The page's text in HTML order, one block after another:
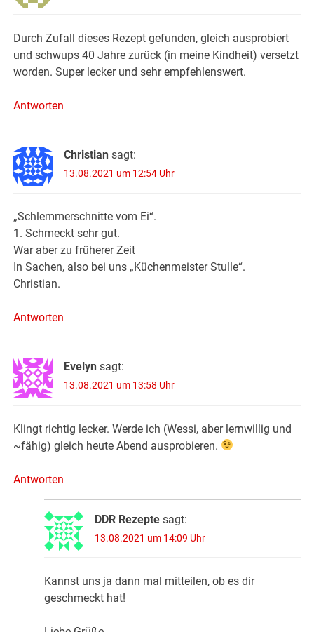
Durch Zufall dieses Rezept gefunden, gleich ausprobiert
und schwups 40 Jahre zurück (in meine Kindheit) versetzt
worden. Super lecker und sehr empfehlenswert.
Antworten
Christian sagt:
13.08.2021 um 12:54 Uhr
„Schlemmerschnitte vom Ei“.
1. Schmeckt sehr gut.
War aber zu früherer Zeit
In Sachen, also bei uns „Küchenmeister Stulle“.
Christian.
Antworten
Evelyn sagt:
13.08.2021 um 13:58 Uhr
Klingt richtig lecker. Werde ich (Wessi, aber lernwillig und
~fähig) gleich heute Abend ausprobieren.
Antworten
DDR Rezepte sagt:
13.08.2021 um 14:09 Uhr
Kannst uns ja dann mal mitteilen, ob es dir
geschmeckt hat!